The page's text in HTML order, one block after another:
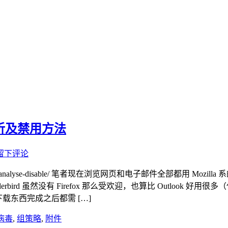
及禁用方法
下评论
disable/ 笔者现在浏览网页和电子邮件全部都用 Mozilla
虽然没有 Firefox 那么受欢迎，也算比 Outlook 好用很多
载东西完成之后都需 […]
毒, 组策略, 附件